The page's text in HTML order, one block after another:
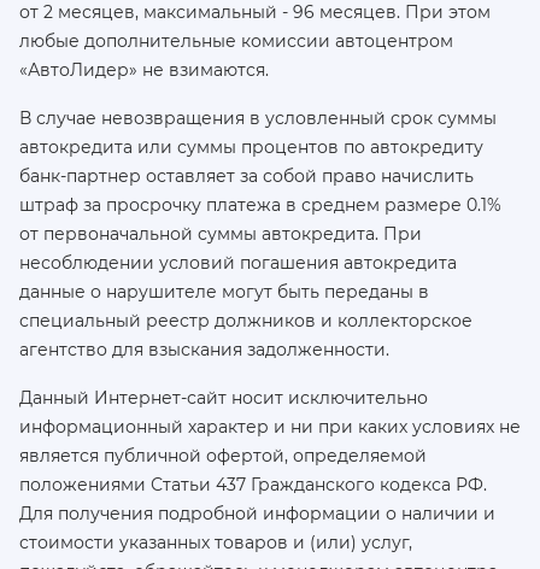
от 2 месяцев, максимальный - 96 месяцев. При этом
любые дополнительные комиссии автоцентром
«АвтоЛидер» не взимаются.
В случае невозвращения в условленный срок суммы
автокредита или суммы процентов по автокредиту
банк-партнер оставляет за собой право начислить
штраф за просрочку платежа в среднем размере 0.1%
от первоначальной суммы автокредита. При
несоблюдении условий погашения автокредита
данные о нарушителе могут быть переданы в
специальный реестр должников и коллекторское
агентство для взыскания задолженности.
Данный Интернет-сайт носит исключительно
информационный характер и ни при каких условиях не
является публичной офертой, определяемой
положениями Статьи 437 Гражданского кодекса РФ.
Для получения подробной информации о наличии и
стоимости указанных товаров и (или) услуг,